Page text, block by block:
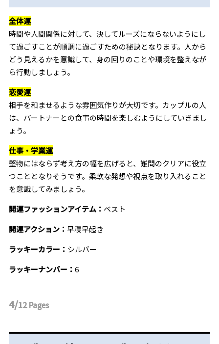
全体運
時間や人間関係に対して、決してルーズにならないようにし
て過ごすことが順調に過ごすための秘訣となります。人から
どう見えるかを意識して、身の回りのことや環境を整えなが
ら行動しましょう。
恋愛運
相手を和ませるような雰囲気作りが大切です。カップルの人
は、パートナーとの食事の時間を楽しむようにしていきまし
ょう。
仕事・学業運
堅物にはならず考え方の幅を広げると、難問のクリアに役立
つこととなりそうです。柔軟な発想や視点を取り入れること
を意識してみましょう。
開運ファッションアイテム： ベスト
開運アクション： 早寝早起き
ラッキーカラー： シルバー
ラッキーナンバー： 6
4/12Pages